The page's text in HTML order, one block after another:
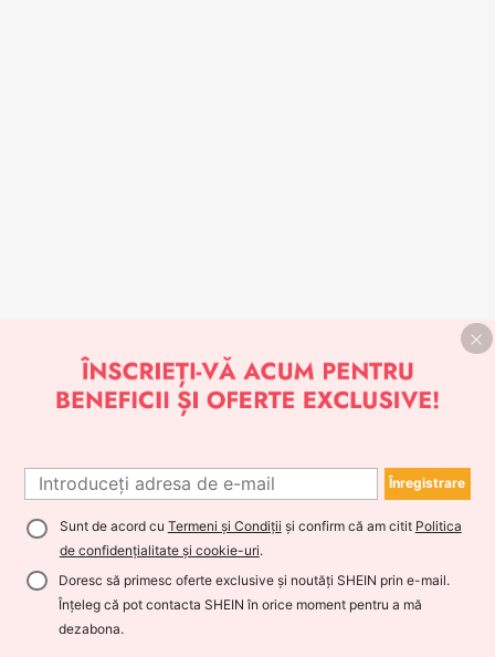
Înregistrare
Sunt de acord cu Termeni și Condiții și confirm că am citit Politica
de confidențialitate și cookie-uri.
Doresc să primesc oferte exclusive și noutăți SHEIN prin e-mail.
Înțeleg că pot contacta SHEIN în orice moment pentru a mă
dezabona.